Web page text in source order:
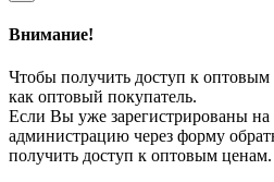
Внимание!
Чтобы получить доступ к оптовым
как оптовый покупатель.
Если Вы уже зарегистрированы на
администрацию через форму
получить доступ к оптовым ценам.